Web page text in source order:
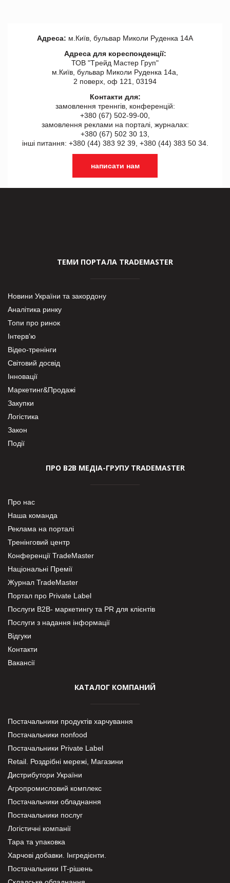
Адреса: м.Київ, бульвар Миколи Руденка 14А
Адреса для кореспонденції:
ТОВ "Tрейд Мастер Груп"
м.Київ, бульвар Миколи Руденка 14а,
2 поверх, оф 121, 03194
Контакти для:
замовлення треннгів, конференцій:
+380 (67) 502-99-00,
замовлення реклами на порталі, журналах:
+380 (67) 502 30 13,
інші питання: +380 (44) 383 92 39, +380 (44) 383 50 34.
написати нам
ТЕМИ ПОРТАЛА TRADEMASTER
Новини України та закордону
Аналітика ринку
Топи про ринок
Інтерв’ю
Відео-тренінги
Світовий досвід
Інновації
Маркетинг&Продажі
Закупки
Логістика
Закон
Події
ПРО В2В МЕДІА-ГРУПУ TRADEMASTER
Про нас
Наша команда
Реклама на порталі
Тренінговий центр
Конференції TradeMaster
Національні Премії
Журнал TradeMaster
Портал про Private Label
Послуги В2В- маркетингу та PR для клієнтів
Послуги з надання інформації
Відгуки
Контакти
Вакансії
КАТАЛОГ КОМПАНИЙ
Постачальники продуктів харчування
Постачальники nonfood
Постачальники Private Label
Retail. Роздрібні мережі, Магазини
Дистрибутори України
Агропромисловий комплекс
Постачальники обладнання
Постачальники послуг
Логістичні компанії
Тара та упаковка
Харчові добавки. Інгредієнти.
Постачальники IT-рішень